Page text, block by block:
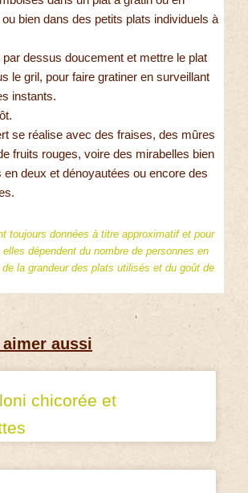
bien dans des petits plats individuels à
dessus doucement et mettre le plat
le gril, pour faire gratiner en surveillant
instants.
se réalise avec des fraises, des mûres
fruits rouges, voire des mirabelles bien
en deux et dénoyautées ou encore des
toujours données à titre approximatif et pour
dépendent du nombre de personnes en
la grandeur des plats utilisés et du goût de
aussi
chicorée et